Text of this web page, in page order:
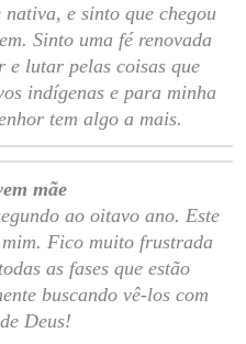
e sinto que chegou
Sinto uma fé renovada
e lutar pelas coisas que
indígenas e para minha
tem algo a mais.
mãe
ao oitavo ano. Este
Fico muito frustrada
as fases que estão
buscando vê-los com
Deus!